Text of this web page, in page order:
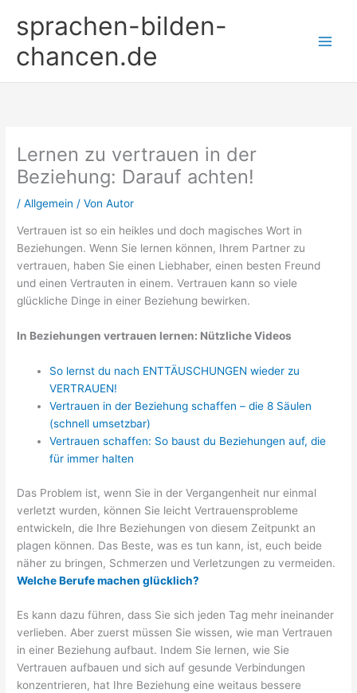
Inhalt
springen
sprachen-bilden-
chancen.de
Lernen zu vertrauen in der
Beziehung: Darauf achten!
/Allgemein / VonAutor
Vertrauen ist so ein heikles und doch magisches Wort in
Beziehungen. Wenn Sie lernen können, Ihrem Partner zu
vertrauen, haben Sie einen Liebhaber, einen besten Freund
und einen Vertrauten in einem. Vertrauen kann so viele
glückliche Dinge in einer Beziehung bewirken.
In Beziehungen vertrauen lernen: Nützliche Videos
So lernst du nach ENTTÄUSCHUNGEN wieder zu
VERTRAUEN!
Vertrauen in der Beziehung schaffen – die 8 Säulen
(schnell umsetzbar)
Vertrauen schaffen: So baust du Beziehungen auf, die
für immer halten
Das Problem ist, wenn Sie in der Vergangenheit nur einmal
verletzt wurden, können Sie leicht Vertrauensprobleme
entwickeln, die Ihre Beziehungen von diesem Zeitpunkt an
plagen können. Das Beste, was es tun kann, ist, euch beide
näher zu bringen, Schmerzen und Verletzungen zu vermeiden.
Welche Berufe machen glücklich?
Es kann dazu führen, dass Sie sich jeden Tag mehr ineinander
verlieben. Aber zuerst müssen Sie wissen, wie man Vertrauen
in einer Beziehung aufbaut. Indem Sie lernen, wie Sie
Vertrauen aufbauen und sich auf gesunde Verbindungen
konzentrieren, hat Ihre Beziehung eine weitaus bessere